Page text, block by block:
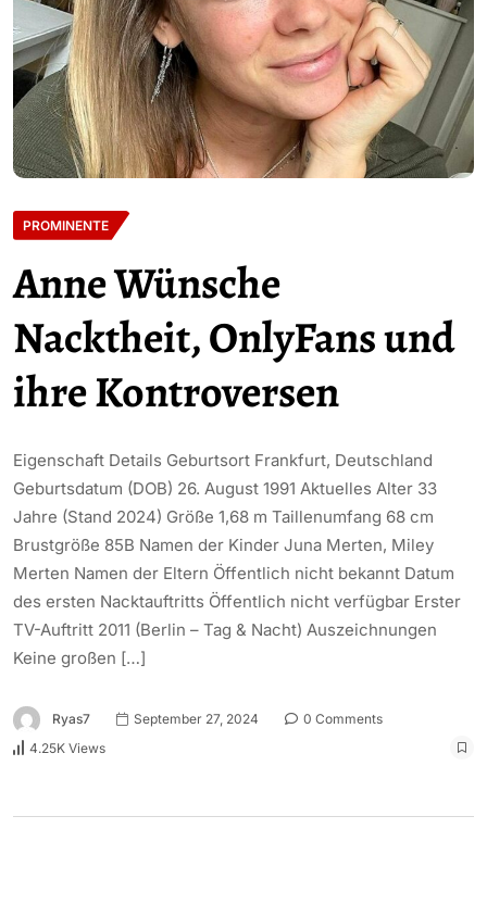
PROMINENTE
Anne Wünsche
Nacktheit, OnlyFans und
ihre Kontroversen
Eigenschaft Details Geburtsort Frankfurt, Deutschland
Geburtsdatum (DOB) 26. August 1991 Aktuelles Alter 33
Jahre (Stand 2024) Größe 1,68 m Taillenumfang 68 cm
Brustgröße 85B Namen der Kinder Juna Merten, Miley
Merten Namen der Eltern Öffentlich nicht bekannt Datum
des ersten Nacktauftritts Öffentlich nicht verfügbar Erster
TV-Auftritt 2011 (Berlin – Tag & Nacht) Auszeichnungen
Keine großen […]
Ryas7 September 27, 2024
0 Comments
4.25K Views